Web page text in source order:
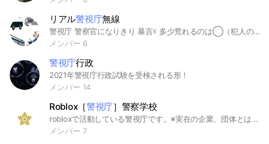
リアル警視庁無線
警視庁 警察官になりきり 暴言☓ 多少荒れるのは◯（犯人の自白や現場だけ） 下ネタ☓
メンバー 6
警視庁行政
2021年警視庁行政試験を受検される形！
メンバー 14
Roblox［警視庁］警察学校
robloxで活動している警視庁です。※実在の企業、団体とは関係ありません
メンバー 7